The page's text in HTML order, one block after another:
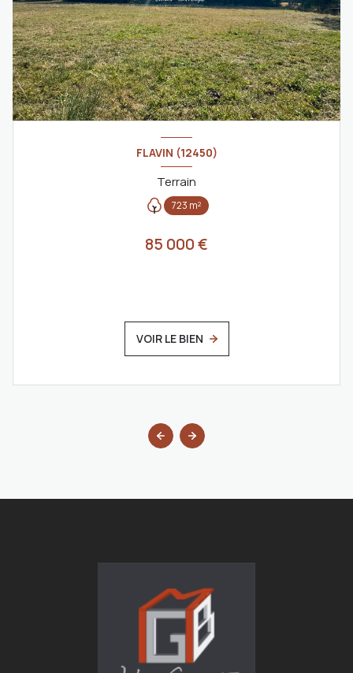
FLAVIN (12450)
Terrain
723 m²
85 000 €
VOIR LE BIEN